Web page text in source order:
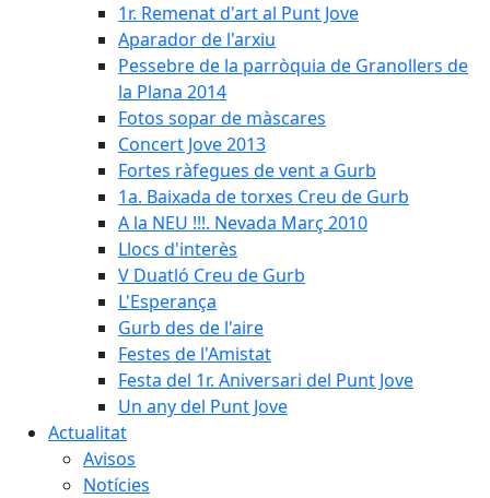
1r. Remenat d'art al Punt Jove
Aparador de l'arxiu
Pessebre de la parròquia de Granollers de
la Plana 2014
Fotos sopar de màscares
Concert Jove 2013
Fortes ràfegues de vent a Gurb
1a. Baixada de torxes Creu de Gurb
A la NEU !!!. Nevada Març 2010
Llocs d'interès
V Duatló Creu de Gurb
L'Esperança
Gurb des de l'aire
Festes de l'Amistat
Festa del 1r. Aniversari del Punt Jove
Un any del Punt Jove
Actualitat
Avisos
Notícies